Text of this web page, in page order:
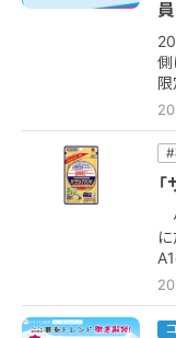
側
#